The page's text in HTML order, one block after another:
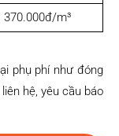
m³
phụ phí như đóng
hệ, yêu cầu báo